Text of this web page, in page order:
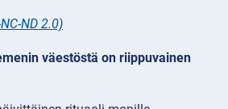
ND 2.0)
väestöstä on riippuvainen